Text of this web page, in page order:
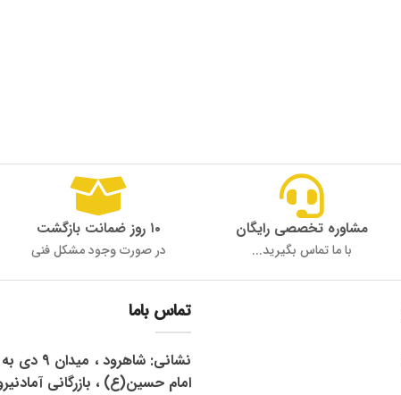
مشاوره تخصصی رایگان
با ما تماس بگیرید...
۱۰ روز ضمانت بازگشت
در صورت وجود مشکل فنی
تماس باما
نشانی:
امام حسین(ع) ، بازرگانی